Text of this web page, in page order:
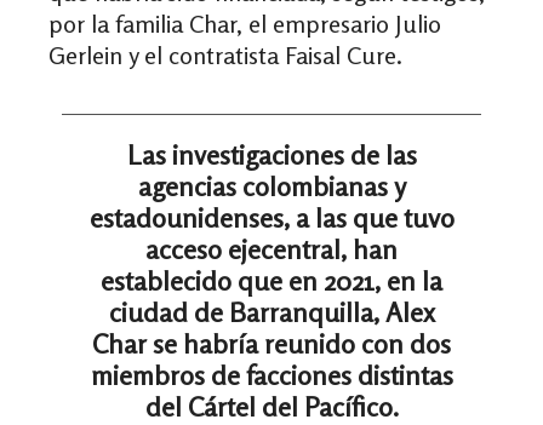
por la familia Char, el empresario Julio
Gerlein y el contratista Faisal Cure.
Las investigaciones de las
agencias colombianas y
estadounidenses, a las que tuvo
acceso ejecentral, han
establecido que en 2021, en la
ciudad de Barranquilla, Alex
Char se habría reunido con dos
miembros de facciones distintas
del Cártel del Pacífico.